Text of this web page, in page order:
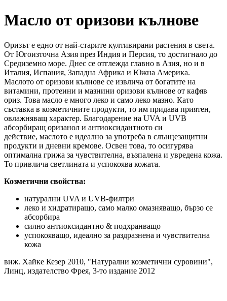
Масло от оризови кълнове
Оризът е едно от най-старите култивирани растения в света.
От Югоизточна Азия през Индия и Персия, то достигнало до
Средиземно море. Днес се отглежда главно в Азия, но и в
Италия, Испания, Западна Африка и Южна Америка.
Маслото от оризови кълнове се извлича от богатите на
витамини, протеини и мазнини оризови кълнове от кафяв
ориз. Това масло е много леко и само леко мазно. Като
съставка в козметичните продукти, то им придава приятен,
овлажняващ характер. Благодарение на UVA и UVB
абсорбиращ оризанол и антиоксидантното си
действие, маслото е идеално за употреба в слънцезащитни
продукти и дневни кремове. Освен това, то осигурява
оптимална грижа за чувствителна, възпалена и увредена кожа.
То привлича светлината и успокоява кожата.
Козметични свойства:
натурални UVA и UVB-филтри
леко и хидратиращо, само малко омазняващо, бързо се
абсорбира
силно антиоксидантно & подхранващо
успокояващо, идеално за раздразнена и чувствителна
кожа
виж. Хайке Кезер 2010, "Натурални козметични суровини",
Линц, издателство Фрея, 3-то издание 2012